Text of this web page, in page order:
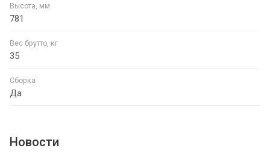
Высота, мм
781
Вес брутто, кг
35
Сборка
Да
Новости